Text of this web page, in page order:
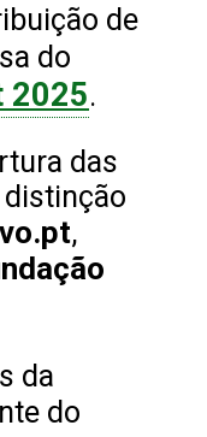
de
do
2025.
das
,
da
do